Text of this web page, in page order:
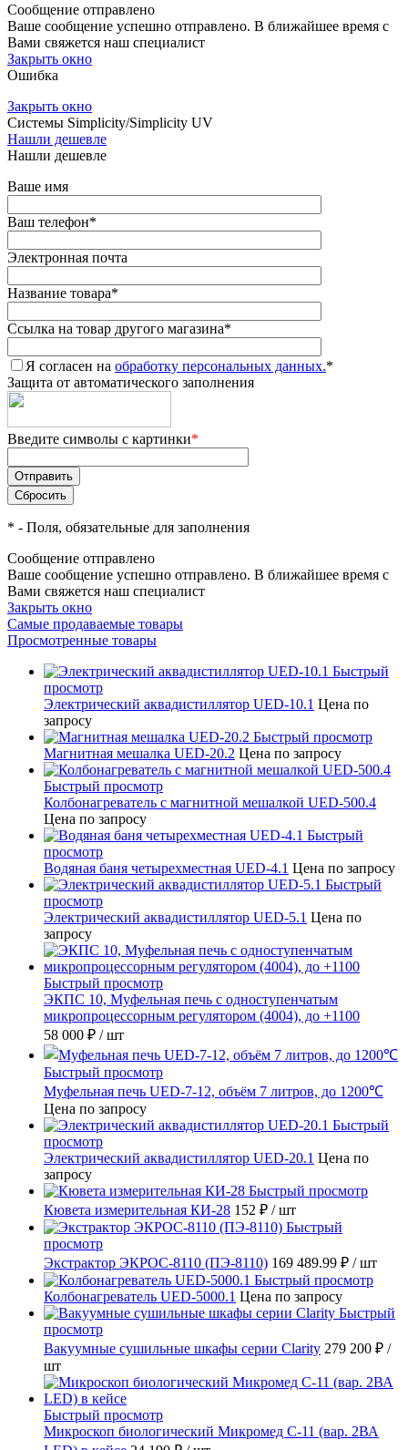
Сообщение отправлено
Ваше сообщение успешно отправлено. В ближайшее время с
Вами свяжется наш специалист
Закрыть окно
Ошибка
Закрыть окно
Системы Simplicity/Simplicity UV
Нашли дешевле
Нашли дешевле
Ваше имя
Ваш телефон*
Электронная почта
Название товара*
Ссылка на товар другого магазина*
Я согласен на обработку персональных данных.*
Защита от автоматического заполнения
Введите символы с картинки*
* - Поля, обязательные для заполнения
Сообщение отправлено
Ваше сообщение успешно отправлено. В ближайшее время с
Вами свяжется наш специалист
Закрыть окно
Самые продаваемые товары
Просмотренные товары
Быстрый
просмотр
Электрический аквадистиллятор UED-10.1 Цена по
запросу
Быстрый просмотр
Магнитная мешалка UED-20.2 Цена по запросу
Быстрый просмотр
Колбонагреватель с магнитной мешалкой UED-500.4
Цена по запросу
Быстрый
просмотр
Водяная баня четырехместная UED-4.1 Цена по запросу
Быстрый
просмотр
Электрический аквадистиллятор UED-5.1 Цена по
запросу
Быстрый просмотр
ЭКПС 10, Муфельная печь с одноступенчатым
микропроцессорным регулятором (4004), до +1100
58 000 ₽ / шт
Быстрый просмотр
Муфельная печь UED-7-12, объём 7 литров, до 1200℃
Цена по запросу
Быстрый
просмотр
Электрический аквадистиллятор UED-20.1 Цена по
запросу
Быстрый просмотр
Кювета измерительная КИ-28 152 ₽ / шт
Быстрый
просмотр
Экстрактор ЭКРОС-8110 (ПЭ-8110) 169 489.99 ₽ / шт
Быстрый просмотр
Колбонагреватель UED-5000.1 Цена по запросу
Быстрый
просмотр
Вакуумные сушильные шкафы серии Clarity 279 200 ₽ /
шт
Быстрый просмотр
Микроскоп биологический Микромед С-11 (вар. 2ВА